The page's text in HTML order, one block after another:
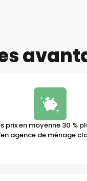
prix en moyenne 30 %
agence de ménage